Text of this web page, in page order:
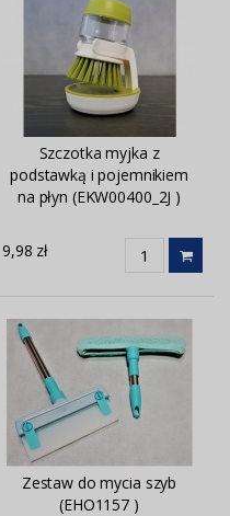
Szczotka myjka z
podstawką i pojemnikiem
na płyn (EKW00400_2J )
9,98 zł
Zestaw do mycia szyb
(EHO1157 )